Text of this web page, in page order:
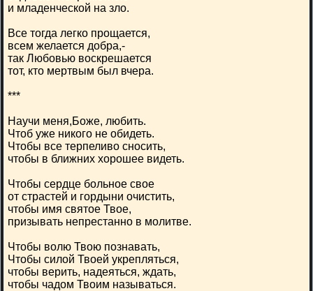
и младенческой на зло.
Все тогда легко прощается,
всем желается добра,-
так Любовью воскрешается
тот, кто мертвым был вчера.
***
Научи меня,Боже, любить.
Чтоб уже никого не обидеть.
Чтобы все терпеливо сносить,
чтобы в ближних хорошее видеть.
Чтобы сердце больное свое
от страстей и гордыни очистить,
чтобы имя святое Твое,
призывать непрестанно в молитве.
Чтобы волю Твою познавать,
Чтобы силой Твоей укрепляться,
чтобы верить, надеяться, ждать,
чтобы чадом Твоим называться.